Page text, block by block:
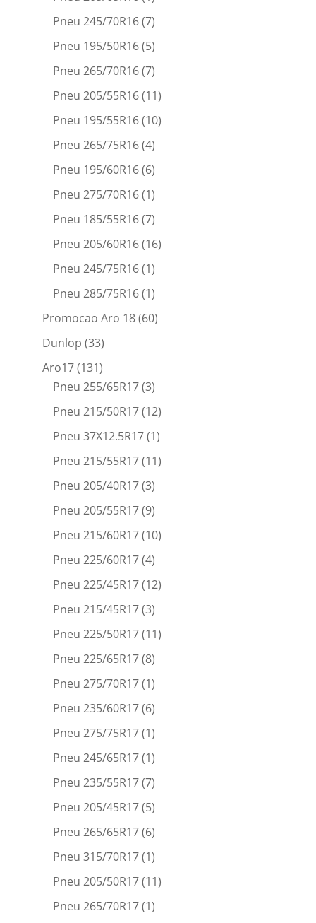
Pneu 245/70R16(7)
Pneu 195/50R16(5)
Pneu 265/70R16(7)
Pneu 205/55R16(11)
Pneu 195/55R16(10)
Pneu 265/75R16(4)
Pneu 195/60R16(6)
Pneu 275/70R16(1)
Pneu 185/55R16(7)
Pneu 205/60R16(16)
Pneu 245/75R16(1)
Pneu 285/75R16(1)
Promocao Aro 18(60)
Dunlop (33)
Aro17(131)
Pneu 255/65R17(3)
Pneu 215/50R17(12)
Pneu 37X12.5R17(1)
Pneu 215/55R17(11)
Pneu 205/40R17(3)
Pneu 205/55R17(9)
Pneu 215/60R17(10)
Pneu 225/60R17(4)
Pneu 225/45R17(12)
Pneu 215/45R17(3)
Pneu 225/50R17(11)
Pneu 225/65R17(8)
Pneu 275/70R17(1)
Pneu 235/60R17(6)
Pneu 275/75R17(1)
Pneu 245/65R17(1)
Pneu 235/55R17(7)
Pneu 205/45R17(5)
Pneu 265/65R17(6)
Pneu 315/70R17(1)
Pneu 205/50R17(11)
Pneu 265/70R17(1)